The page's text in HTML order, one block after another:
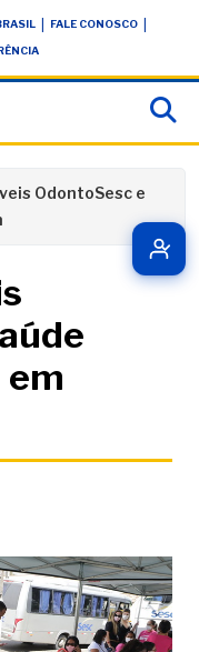
FALE CONOSCO
OdontoSesc e